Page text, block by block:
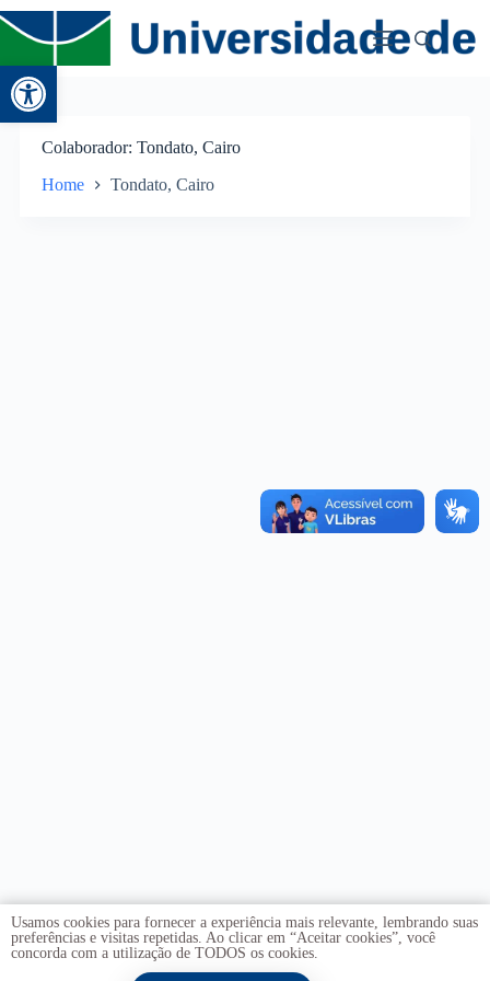
Abrir a barra de ferramentas
Colaborador Tondato, Cairo
Home Tondato, Cairo
Usamos cookies para fornecer a experiência mais relevante, lembrando suas
preferências e visitas repetidas. Ao clicar em “Aceitar cookies”, você
concorda com a utilização de TODOS os cookies.